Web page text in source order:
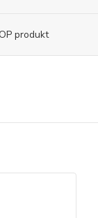
produkt